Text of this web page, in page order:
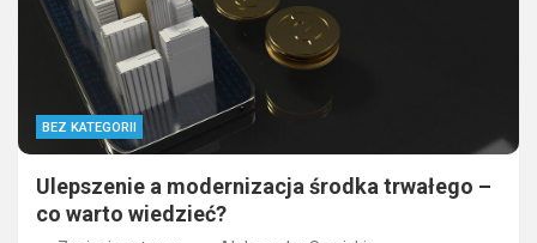
BEZ KATEGORII
Ulepszenie a modernizacja środka trwałego –
co warto wiedzieć?